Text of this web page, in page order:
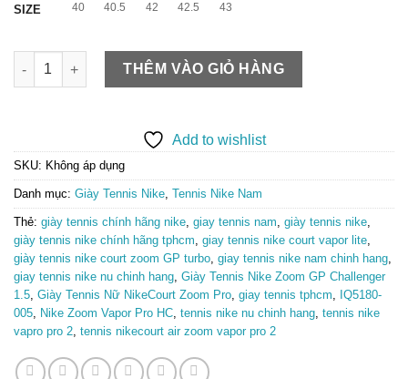
SIZE 40 40.5 42 42.5 43
Giày Tennis Nike Zoom GP Challenger 1.5 | IQ5180-005 số
THÊM VÀO GIỎ HÀNG
Add to wishlist
SKU: Không áp dụng
Danh mục: Giày Tennis Nike, Tennis Nike Nam
Thẻ: giày tennis chính hãng nike, giay tennis nam, giày tennis nike,
giày tennis nike chính hãng tphcm, giay tennis nike court vapor lite,
giày tennis nike court zoom GP turbo, giay tennis nike nam chinh hang,
giay tennis nike nu chinh hang, Giày Tennis Nike Zoom GP Challenger
1.5, Giày Tennis Nữ NikeCourt Zoom Pro, giay tennis tphcm, IQ5180-
005, Nike Zoom Vapor Pro HC, tennis nike nu chinh hang, tennis nike
vapro pro 2, tennis nikecourt air zoom vapor pro 2